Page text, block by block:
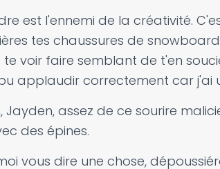
est l'ennemi de la créativité.
tes chaussures de
voir faire semblant de t'en
applaudir correctement car j'ai
Jayden, assez de ce sourire
des épines.
vous dire une chose,